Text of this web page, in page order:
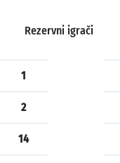
Rezervni igrači
1
2
14